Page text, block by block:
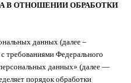
В ОТНОШЕНИИ ОБРАБОТКИ
данных (далее –
требованиями Федерального
данных» (далее —
порядок обработки